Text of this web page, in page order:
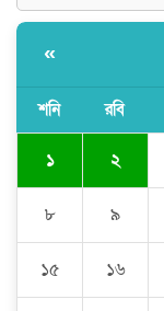
«
শনি রবি
১ ২
৮ ৯
১৫ ১৬